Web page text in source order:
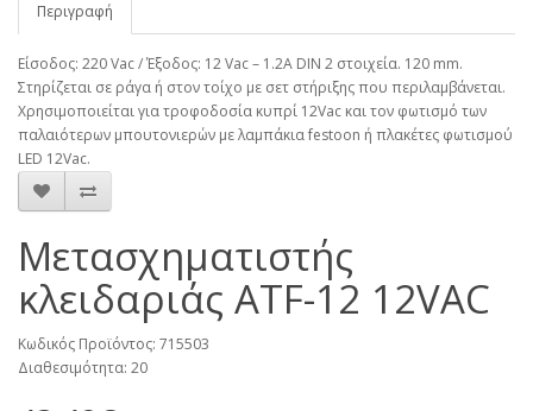
Περιγραφή
Είσοδος: 220 Vac / Έξοδος: 12 Vac – 1.2A DIN 2 στοιχεία. 120 mm.
Στηρίζεται σε ράγα ή στον τοίχο με σετ στήριξης που περιλαμβάνεται.
Χρησιμοποιείται για τροφοδοσία κυπρί 12Vac και τον φωτισμό των
παλαιότερων μπουτονιερών με λαμπάκια festoon ή πλακέτες φωτισμού
LED 12Vac.
Μετασχηματιστής
κλειδαριάς ATF-12 12VAC
Κωδικός Προϊόντος: 715503
Διαθεσιμότητα: 20